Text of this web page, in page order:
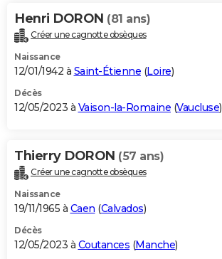
Henri DORON (81 ans)
Créer une cagnotte obsèques
Naissance
12/01/1942 à Saint-Étienne (Loire)
Décès
12/05/2023 à Vaison-la-Romaine (Vaucluse)
Thierry DORON (57 ans)
Créer une cagnotte obsèques
Naissance
19/11/1965 à Caen (Calvados)
Décès
12/05/2023 à Coutances (Manche)